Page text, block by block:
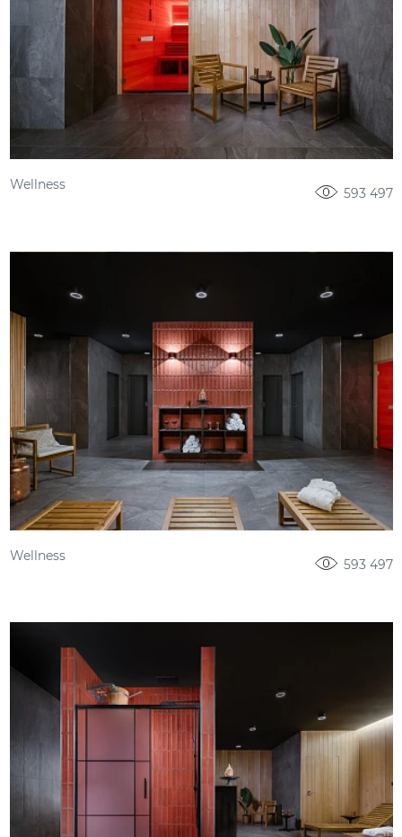
Wellness
593 497
Wellness
593 497